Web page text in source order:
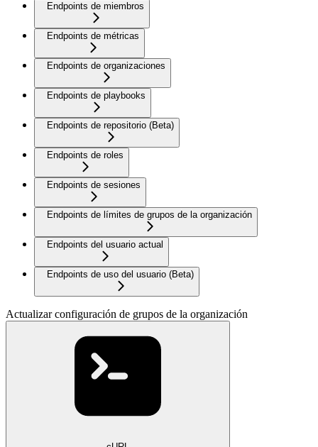
Endpoints de miembros
Endpoints de métricas
Endpoints de organizaciones
Endpoints de playbooks
Endpoints de repositorio (Beta)
Endpoints de roles
Endpoints de sesiones
Endpoints de límites de grupos de la organización
Endpoints del usuario actual
Endpoints de uso del usuario (Beta)
Actualizar configuración de grupos de la organización